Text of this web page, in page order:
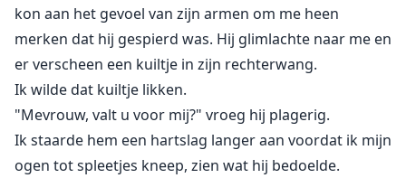
kon aan het gevoel van zijn armen om me heen
merken dat hij gespierd was. Hij glimlachte naar me en
er verscheen een kuiltje in zijn rechterwang.
Ik wilde dat kuiltje likken.
"Mevrouw, valt u voor mij?" vroeg hij plagerig.
Ik staarde hem een hartslag langer aan voordat ik mijn
ogen tot spleetjes kneep, zien wat hij bedoelde.